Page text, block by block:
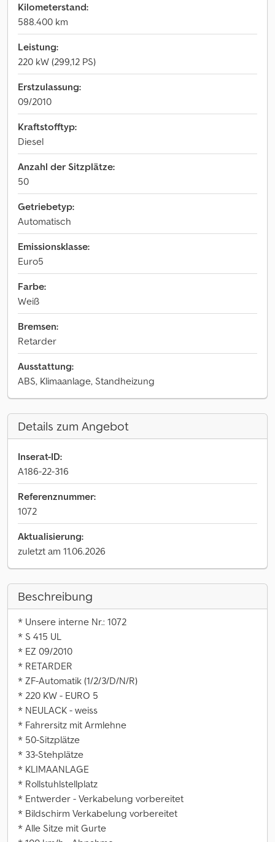
Kilometerstand:
588.400 km
Leistung:
220 kW (299,12 PS)
Erstzulassung:
09/2010
Kraftstofftyp:
Diesel
Anzahl der Sitzplätze:
50
Getriebetyp:
Automatisch
Emissionsklasse:
Euro5
Farbe:
Weiß
Bremsen:
Retarder
Ausstattung:
ABS, Klimaanlage, Standheizung
Details zum Angebot
Inserat-ID:
A186-22-316
Referenznummer:
1072
Aktualisierung:
zuletzt am 11.06.2026
Beschreibung
* Unsere interne Nr.: 1072
* S 415 UL
* EZ 09/2010
* RETARDER
* ZF-Automatik (1/2/3/D/N/R)
* 220 KW - EURO 5
* NEULACK - weiss
* Fahrersitz mit Armlehne
* 50-Sitzplätze
* 33-Stehplätze
* KLIMAANLAGE
* Rollstuhlstellplatz
* Entwerder - Verkabelung vorbereitet
* Bildschirm Verkabelung vorbereitet
* Alle Sitze mit Gurte